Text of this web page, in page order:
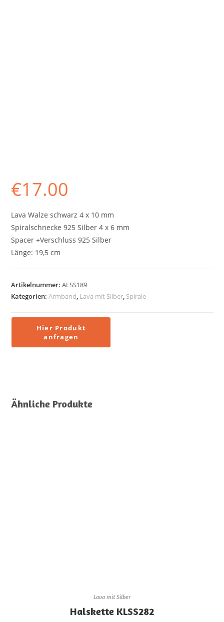
€17.00
Lava Walze schwarz 4 x 10 mm
Spiralschnecke 925 Silber 4 x 6 mm
Spacer +Verschluss 925 Silber
Länge: 19,5 cm
Artikelnummer:ALSS189
Kategorien:Armband, Lava mit Silber, Spirale
Ähnliche Produkte
Lava mit Silber
Halskette KLSS282